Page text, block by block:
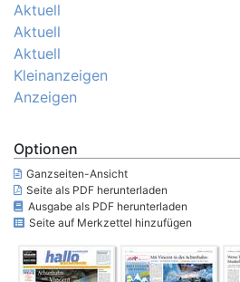
Aktuell
Aktuell
Aktuell
Kleinanzeigen
Anzeigen
Optionen
Ganzseiten-Ansicht
Seite als PDF herunterladen
Ausgabe als PDF herunterladen
Seite auf Merkzettel hinzufügen